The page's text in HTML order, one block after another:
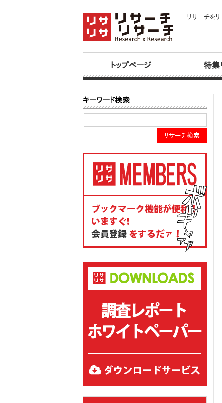
リサーチを
トップページ 特集
キーワード検索
リサーチ検索